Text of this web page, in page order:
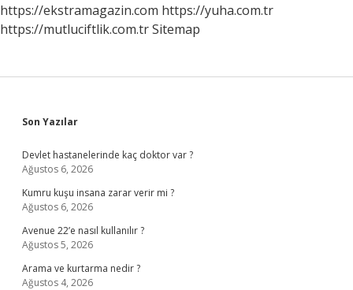
https://ekstramagazin.com https://yuha.com.tr
https://mutluciftlik.com.trSitemap
Sidebar
Son Yazılar
Devlet hastanelerinde kaç doktor var ?
Ağustos 6, 2026
Kumru kuşu insana zarar verir mi ?
Ağustos 6, 2026
Avenue 22’e nasıl kullanılır ?
Ağustos 5, 2026
Arama ve kurtarma nedir ?
Ağustos 4, 2026